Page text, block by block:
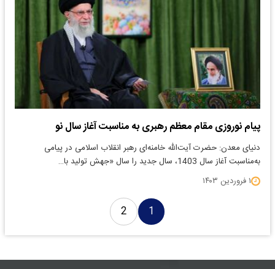
پیام نوروزی مقام معظم رهبری به مناسبت آغاز سال نو
دنیای معدن: حضرت آیت‌الله خامنه‌ای رهبر انقلاب اسلامی در پیامی
به‌مناسبت آغاز سال 1403، سال جدید را سال «جهش تولید با…
۱ فروردین ۱۴۰۳
1
2